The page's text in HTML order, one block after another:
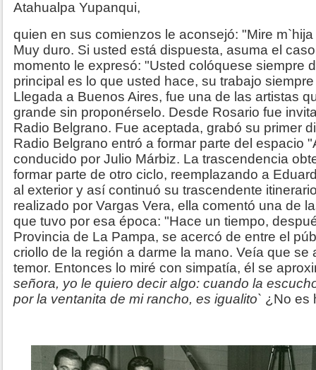
Atahualpa Yupanqui,
quien en sus comienzos le aconsejó: "Mire
Muy duro. Si usted está dispuesta, asuma el
momento le expresó: "Usted colóquese siempre
principal es lo que usted hace, su trabajo
Llegada a Buenos Aires, fue una de las artistas
grande sin proponérselo. Desde Rosario fue
Radio Belgrano. Fue aceptada, grabó su primer
Radio Belgrano entró a formar parte del espacio
conducido por Julio Márbiz. La trascendencia
formar parte de otro ciclo, reemplazando a
al exterior y así continuó su trascendente
realizado por Vargas Vera, ella comentó una de
que tuvo por esa época: "Hace un tiempo,
Provincia de La Pampa, se acercó de entre el
criollo de la región a darme la mano. Veía que
temor. Entonces lo miré con simpatía, él se
señora, yo le quiero decir algo: cuando la
por la ventanita de mi rancho, es igualito` ¿No es